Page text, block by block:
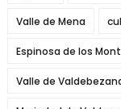
Valle de Mena
Espinosa de los
Valle de